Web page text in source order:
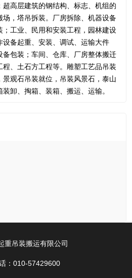
高层建筑的钢结构、标志、机组的
，塔吊拆装。厂房拆除、机器设备
工业、民用和安装工程，园林建设
设备起重、安装、调试、运输大件
备包装；车间、仓库、厂房整体搬迁
、土石方工程等。雕塑工艺品吊装
观石吊装就位，吊装风景石，泰山
、掏箱、装箱、搬运、运输。
重吊装搬运有限公司
：010-57429600